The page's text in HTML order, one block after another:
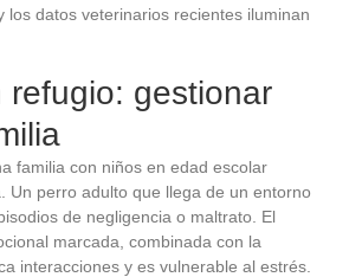
datos veterinarios recientes iluminan
gestionar
familia con niños en edad escolar
Un perro adulto que llega de un entorno
de negligencia o maltrato. El
marcada, combinada con la
interacciones y es vulnerable al estrés.